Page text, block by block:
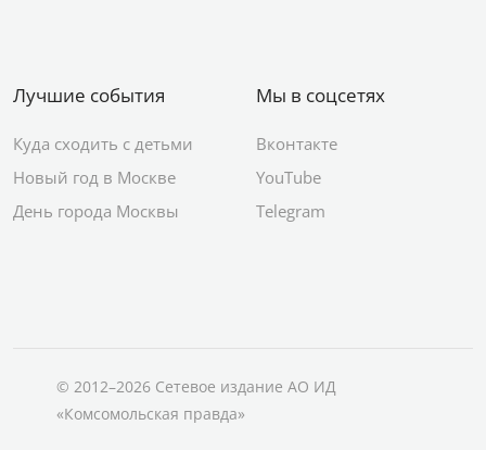
Лучшие события
Куда сходить с детьми
Новый год в Москве
День города Москвы
Мы в соцсетях
Вконтакте
YouTube
Telegram
© 2012–2026 Сетевое издание АО ИД
«Комсомольская правда»